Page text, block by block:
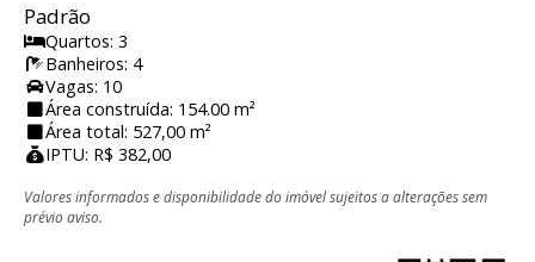
Padrão
Quartos: 3
Banheiros: 4
Vagas: 10
Área construída: 154.00 m²
Área total: 527,00 m²
IPTU: R$ 382,00
Valores informados e disponibilidade do imóvel sujeitos a alterações sem
prévio aviso.